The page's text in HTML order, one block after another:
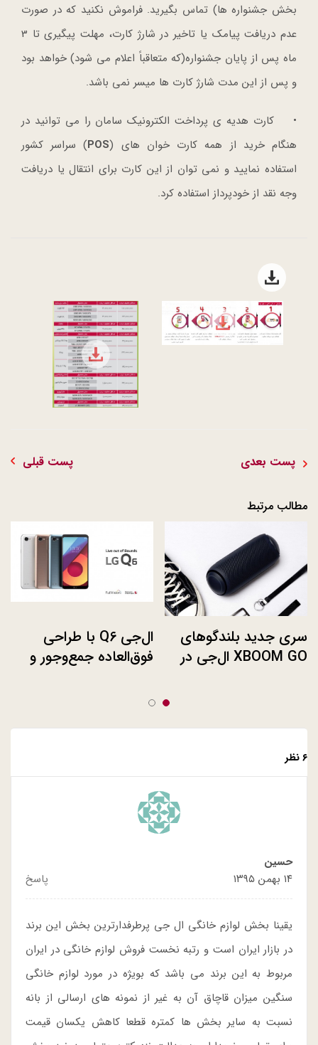
بخش جشنواره ها) تماس بگیرید. فراموش نکنید که در صورت
عدم دریافت پیامک یا تاخیر در شارژ کارت، مهلت پیگیری تا 3
ماه پس از پایان جشنواره(که متعاقباً اعلام می شود) خواهد بود
و پس از این مدت شارژ کارت ها میسر نمی باشد.
• کارت هدیه ی پرداخت الکترونیک سامان را می توانید در
هنگام خرید از همه کارت خوان های (POS) سراسر کشور
استفاده نمایید و نمی توان از این کارت برای انتقال یا دریافت
وجه نقد از خودپرداز استفاده کرد.
Open file download list
file download
file download
پست قبلی پست بعدی
مطالب مرتبط
ال‌جی Q6 با طراحی
فوق‌العاده جمع‌و‌جور و
سری جدید بلندگوهای
XBOOM GO ال‌جی در
۶ نظر
حسين
۱۴ بهمن ۱۳۹۵
پاسخ
یقینا بخش لوازم خانگی ال جی پرطرفدارترین بخش این برند
در بازار ایران است و رتبه نخست فروش لوازم خانگی در ایران
مربوط به این برند می باشد که بویژه در مورد لوازم خانگی
سنگین میزان قاچاق آن به غیر از نمونه های ارسالی از بانه
نسبت به سایر بخش ها کمتره قطعا کاهش یکسان قیمت